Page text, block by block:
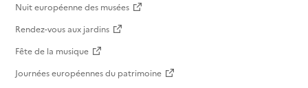
Nuit européenne des musées
Rendez-vous aux jardins
Fête de la musique
Journées européennes du patrimoine